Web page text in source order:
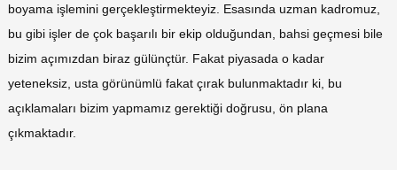
boyama işlemini gerçekleştirmekteyiz. Esasında uzman kadromuz,
bu gibi işler de çok başarılı bir ekip olduğundan, bahsi geçmesi bile
bizim açımızdan biraz gülünçtür. Fakat piyasada o kadar
yeteneksiz, usta görünümlü fakat çırak bulunmaktadır ki, bu
açıklamaları bizim yapmamız gerektiği doğrusu, ön plana
çıkmaktadır.